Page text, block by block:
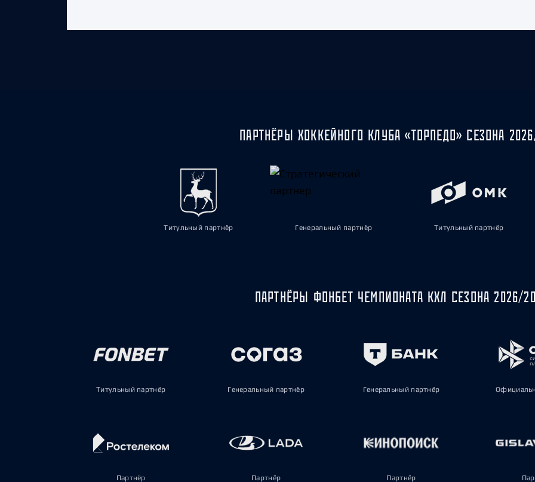
ПАРТНЁРЫ ХОККЕЙНОГО КЛУБА «ТОРПЕДО» СЕЗОНА
Титульный партнёр Генеральный партнёр Титульный партнёр
ПАРТНЁРЫ ФОНБЕТ ЧЕМПИОНАТА КХЛ СЕЗОНА 2026/
Титульный партнёр Генеральный партнёр Генеральный партнёр
Партнёр Партнёр Партнёр